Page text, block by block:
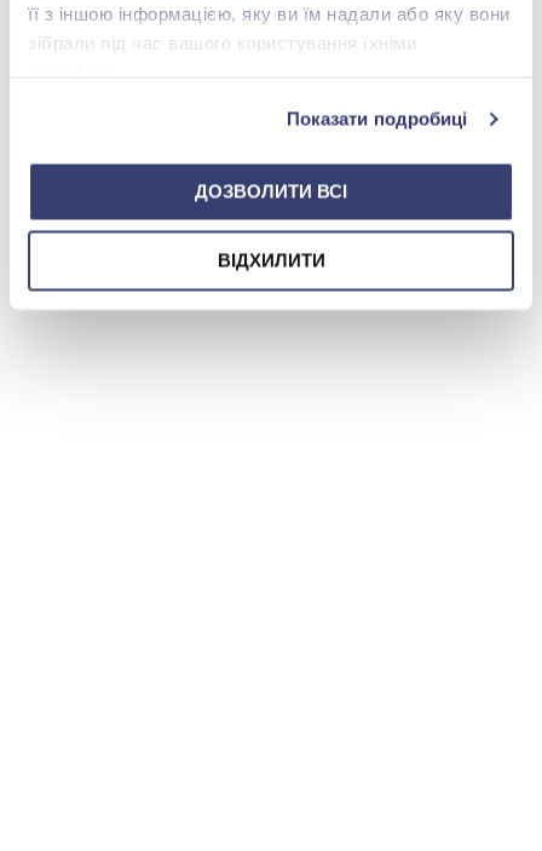
її з іншою інформацією, яку ви їм надали або яку вони
зібрали під час вашого користування їхніми
Показати подробиці
ДОЗВОЛИТИ ВСІ
ВІДХИЛИТИ